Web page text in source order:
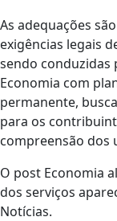
As adequações
exigências legais
sendo conduzidas
Economia com
permanente,
para os
compreensão dos
O post Economia
dos serviços
Notícias.